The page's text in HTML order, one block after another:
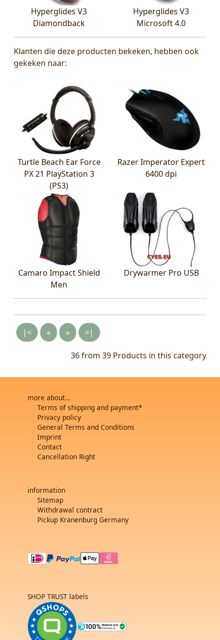
Hyperglides V3
Diamondback
Hyperglides V3
Microsoft 4.0
Klanten die deze producten bekeken, hebben ook
gekeken naar:
Turtle Beach Ear Force
PX 21 PlayStation 3
(PS3)
Razer Imperator Expert
6400 dpi
Camaro Impact Shield
Men
Drywarmer Pro USB
|< « » >|
36 from 39 Products in this category
more about...
Terms of shipping and payment*
Privacy policy
General Terms and Conditions
Imprint
Contact
Cancellation Right
information
Sitemap
Withdrawal contract
Pickup Kranenburg Germany
SHOP TRUST labels